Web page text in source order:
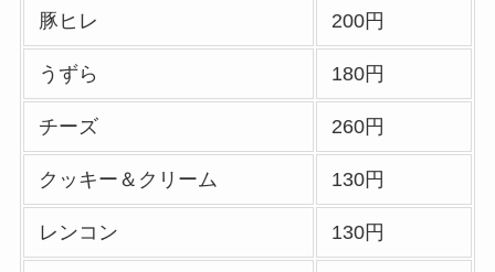
ー一覧！出前デリバ
リーの注文方法も解
コメダ珈琲店のテイ
クアウト(お持ち帰
り)全メニュー一
覧！おすすめ料理も
紹介
豚ヒレ 200円
うずら 180円
チーズ 260円
クッキー＆クリーム 130円
レンコン 130円